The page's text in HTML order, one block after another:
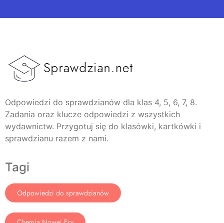
Odpowiedzi do sprawdzianów dla klas 4, 5, 6, 7, 8.
Zadania oraz klucze odpowiedzi z wszystkich
wydawnictw. Przygotuj się do klasówki, kartkówki i
sprawdzianu razem z nami.
Tagi
Odpowiedzi do sprawdzianów